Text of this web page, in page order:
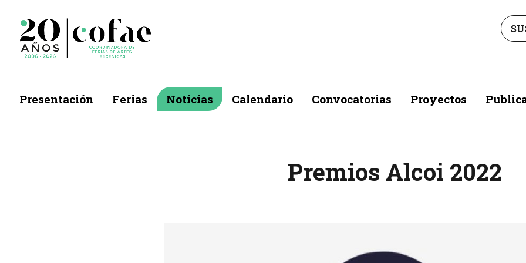
Presentación Ferias Noticias Calendario Convocatorias Proyectos
Premios Alcoi 2022